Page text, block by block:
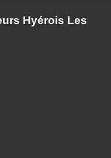
Hyérois Les